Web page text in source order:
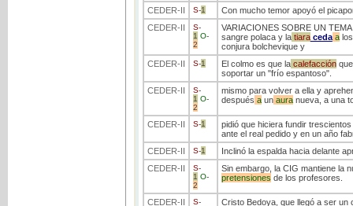
CEDER-II S-1
Con mucho temor apoyó el
CEDER-II S-
1 O-
2
VARIACIONES SOBRE UN
sangre polaca y latiaracedaalos
conjura bolchevique y
CEDER-II S-1 El colmo es que lacalefacciónque
soportar un "frío espantoso".
CEDER-II S-
1 O-
2
mismo para volver a ella y
después aunauranueva, a una
CEDER-II S-1
pidió que hiciera fundir
ante el real pedido y en un año
CEDER-II S-1
Inclinó la espalda hacia delante
CEDER-II S-
1 O-
2
Sin embargo, la CIG mantiene la
pretensiones de los profesores.
CEDER-II S-
Cristo Bedoya, que llegó a ser un